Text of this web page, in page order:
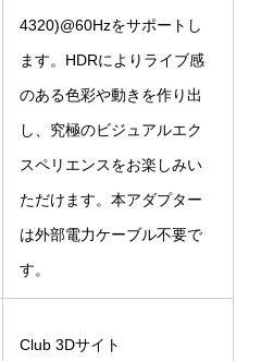
4320)@60Hzをサポートし
ます。HDRによりライブ感
のある色彩や動きを作り出
し、究極のビジュアルエク
スペリエンスをお楽しみい
ただけます。本アダプター
は外部電力ケーブル不要で
す。
Club 3Dサイト